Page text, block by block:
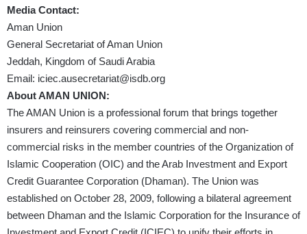
Media Contact:
Aman Union
General Secretariat of Aman Union
Jeddah, Kingdom of Saudi Arabia
Email: iciec.ausecretariat@isdb.org
About AMAN UNION:
The AMAN Union is a professional forum that brings together
insurers and reinsurers covering commercial and non-
commercial risks in the member countries of the Organization of
Islamic Cooperation (OIC) and the Arab Investment and Export
Credit Guarantee Corporation (Dhaman). The Union was
established on October 28, 2009, following a bilateral agreement
between Dhaman and the Islamic Corporation for the Insurance of